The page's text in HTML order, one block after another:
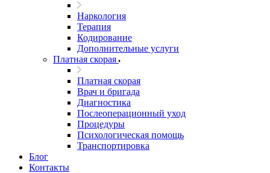
Наркология
Терапия
Кодирование
Дополнительные услуги
Платная скорая
Платная скорая
Врач и бригада
Диагностика
Послеоперационный уход
Процедуры
Психологическая помощь
Транспортировка
Блог
Контакты